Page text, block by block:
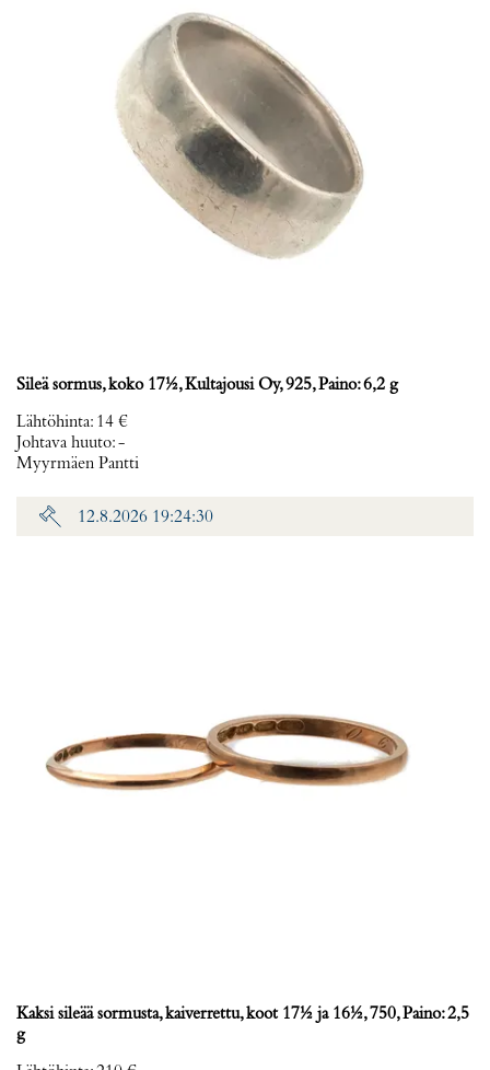
Sileä sormus, koko 17½, Kultajousi Oy, 925, Paino: 6,2 g
Lähtöhinta: 14 €
Johtava huuto:-
Myyrmäen Pantti
12.8.2026 19:24:30
Kaksi sileää sormusta, kaiverrettu, koot 17½ ja 16½, 750, Paino: 2,5
g